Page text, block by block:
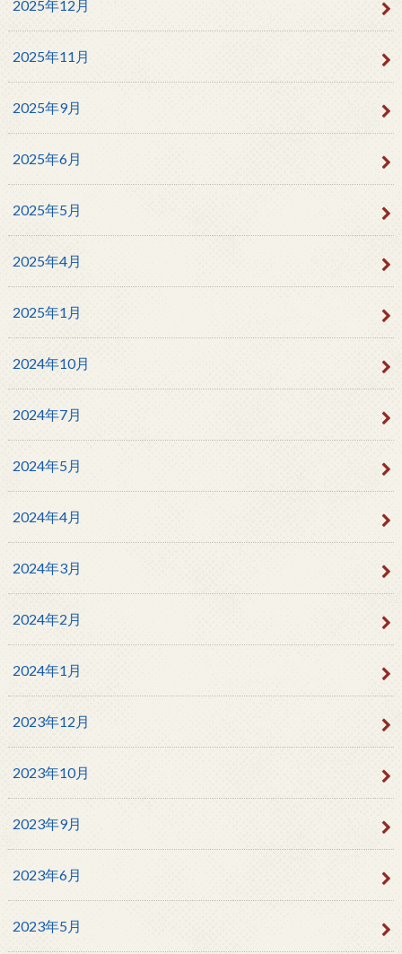
2025年12月
2025年11月
2025年9月
2025年6月
2025年5月
2025年4月
2025年1月
2024年10月
2024年7月
2024年5月
2024年4月
2024年3月
2024年2月
2024年1月
2023年12月
2023年10月
2023年9月
2023年6月
2023年5月